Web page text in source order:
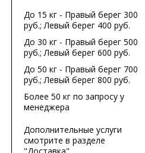
До 15 кг - Правый берег 300
руб.; Левый берег 400 руб.
До 30 кг - Правый берег 500
руб.; Левый берег 600 руб.
До 50 кг - Правый берег 700
руб.; Левый берег 800 руб.
Более 50 кг по запросу у
менеджера
Дополнительные услуги
смотрите в разделе